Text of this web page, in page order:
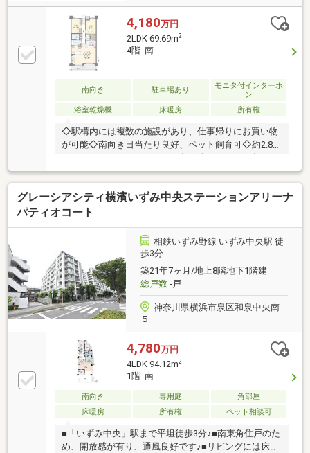
4,180万円
2LDK 69.69m2
4階 南
南向き 駐車場あり
モニタ付インターホ
ン
浴室乾燥機
床暖房 所有権
◇駅構内には複数の施設があり、仕事帰りにお買い物
が可能◇南向き日当たり良好、ペット飼育可◇約2.8帖
のファミリーステーション（多目的スペース）有り
◇TES温水式床暖房（リビング・ダイニング）◇浴室
乾燥・暖房機・対面キッチン・モニターインターフォ
ン・◇オートロック（非接触式カードキー）◇宅配ボ
ックス・エレベーター・防犯カメラ◇玄関耐震ドア
グレーシアシティ横濱いずみ中央ステーションアリーナ
パティオコート
相鉄いずみ野線 いずみ中央駅 徒
歩3分
築21年7ヶ月/地上8階地下1階建
総戸数-戸
神奈川県横浜市泉区和泉中央南
５
4,780万円
4LDK 94.12m2
1階 南
南向き 専用庭
角部屋
床暖房
所有権 ペット相談可
■「いずみ中央」駅まで平坦徒歩3分♪■南東角住戸のた
め、開放感が有り、通風良好です♪■リビングには床暖